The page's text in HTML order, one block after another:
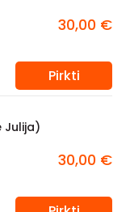
30,00 €
Pirkti
Julija)
30,00 €